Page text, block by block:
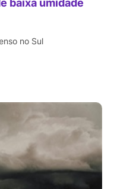
baixa umidade
no Sul